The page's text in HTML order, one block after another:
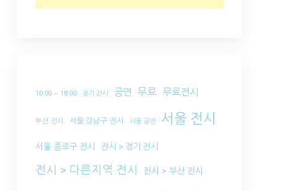
10:00 ~ 18:00 경기 전시 공연 무료 무료전시
부산 전시 서울 강남구 전시 서울 공연 서울 전시
서울 종로구 전시 전시 > 경기 전시
전시 > 다른지역 전시 전시 > 부산 전시